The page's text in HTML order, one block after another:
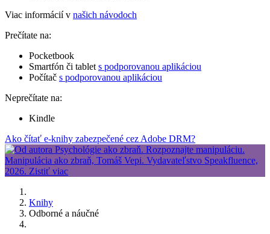
Viac informácií v našich návodoch
Prečítate na:
Pocketbook
Smartfón či tablet s podporovanou aplikáciou
Počítač s podporovanou aplikáciou
Neprečítate na:
Kindle
Ako čítať e-knihy zabezpečené cez Adobe DRM?
Knihy
Odborné a náučné